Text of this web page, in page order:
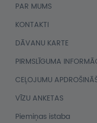
PAR MUMS
KONTAKTI
DĀVANU KARTE
PIRMSLĪGUMA
CEĻOJUMU
VĪZU ANKETAS
Piemiņas istaba